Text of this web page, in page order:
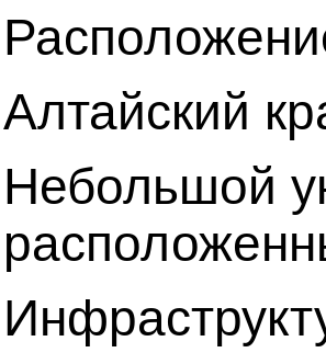
Алтайский
Небольшой